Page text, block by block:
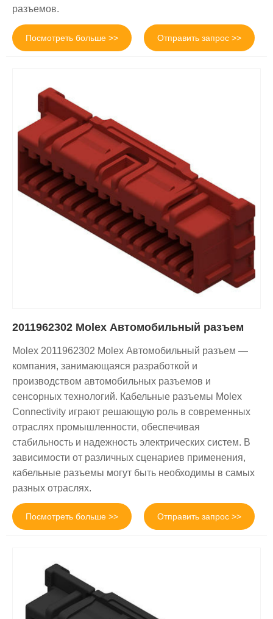
разъемов.
Посмотреть больше >> Отправить запрос >>
2011962302 Molex Автомобильный разъем
Molex 2011962302 Molex Автомобильный разъем —
компания, занимающаяся разработкой и
производством автомобильных разъемов и
сенсорных технологий. Кабельные разъемы Molex
Connectivity играют решающую роль в современных
отраслях промышленности, обеспечивая
стабильность и надежность электрических систем. В
зависимости от различных сценариев применения,
кабельные разъемы могут быть необходимы в самых
разных отраслях.
Посмотреть больше >> Отправить запрос >>